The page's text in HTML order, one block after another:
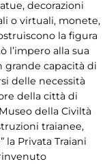
decorazioni
o virtuali, monete,
la figura
l’impero alla sua
grande capacità di
delle necessità
della città di
della Civiltà
traianee,
Privata Traiani